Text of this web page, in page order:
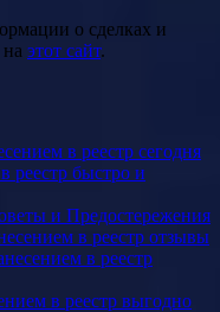
о сделках и
этот сайт.
в реестр сегодня
реестр быстро и
и Предостережения
в реестр отзывы
в реестр
в реестр выгодно